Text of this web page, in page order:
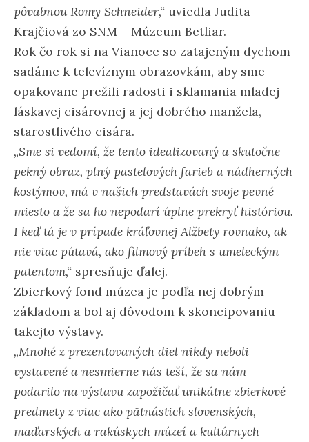
pôvabnou Romy Schneider,“ uviedla Judita
Krajčiová zo SNM – Múzeum Betliar.
Rok čo rok si na Vianoce so zatajeným dychom
sadáme k televíznym obrazovkám, aby sme
opakovane prežili radosti i sklamania mladej
láskavej cisárovnej a jej dobrého manžela,
starostlivého cisára.
„Sme si vedomí, že tento idealizovaný a skutočne
pekný obraz, plný pastelových farieb a nádherných
kostýmov, má v našich predstavách svoje pevné
miesto a že sa ho nepodarí úplne prekryť históriou.
I keď tá je v prípade kráľovnej Alžbety rovnako, ak
nie viac pútavá, ako filmový príbeh s umeleckým
patentom,“ spresňuje ďalej.
Zbierkový fond múzea je podľa nej dobrým
základom a bol aj dôvodom k skoncipovaniu
takejto výstavy.
„Mnohé z prezentovaných diel nikdy neboli
vystavené a nesmierne nás teší, že sa nám
podarilo na výstavu zapožičať unikátne zbierkové
predmety z viac ako pätnástich slovenských,
maďarských a rakúskych múzeí a kultúrnych